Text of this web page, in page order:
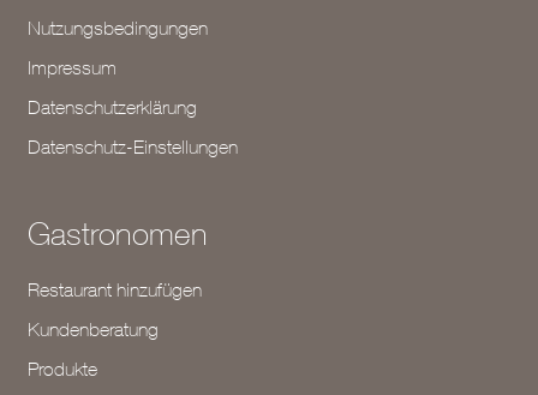
Nutzungsbedingungen
Impressum
Datenschutzerklärung
Datenschutz-Einstellungen
Gastronomen
Restaurant hinzufügen
Kundenberatung
Produkte